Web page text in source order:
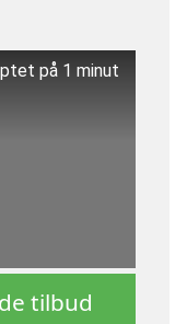
på 1 minut
tilbud